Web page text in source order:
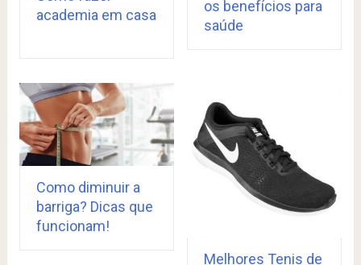
academia em casa
os benefícios para
saúde
Como diminuir a
barriga? Dicas que
funcionam!
Melhores Tenis de